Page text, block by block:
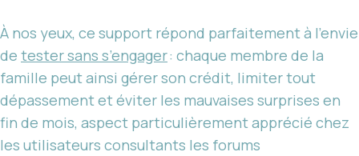
À nos yeux, ce support répond parfaitement à l’envie
de tester sans s’engager: chaque membre de la
famille peut ainsi gérer son crédit, limiter tout
dépassement et éviter les mauvaises surprises en
fin de mois, aspect particulièrement apprécié chez
les utilisateurs consultants les forums